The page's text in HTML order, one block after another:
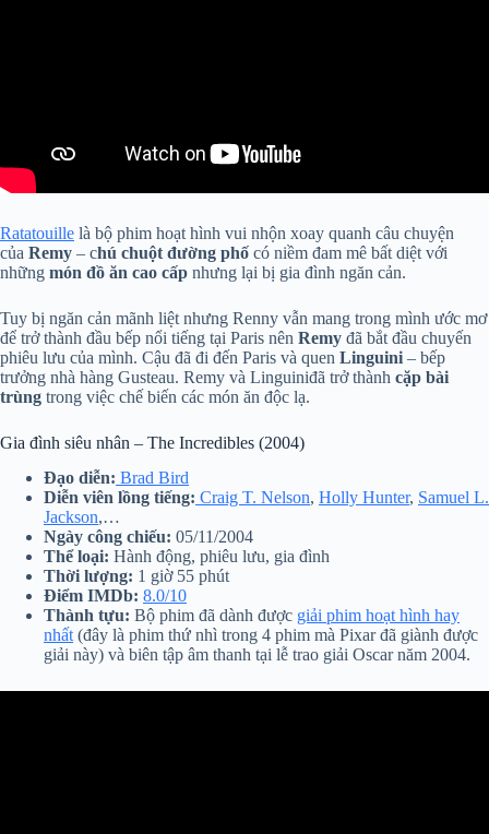
Ratatouille là bộ phim hoạt hình vui nhộn xoay quanh câu chuyện
của Remy – chú chuột đường phố có niềm đam mê bất diệt với
những món đồ ăn cao cấp nhưng lại bị gia đình ngăn cản.
Tuy bị ngăn cản mãnh liệt nhưng Renny vẫn mang trong mình ước mơ
để trở thành đầu bếp nổi tiếng tại Paris nên Remy đã bắt đầu chuyến
phiêu lưu của mình. Cậu đã đi đến Paris và quen Linguini – bếp
trưởng nhà hàng Gusteau. Remy và Linguiniđã trở thành cặp bài
trùng trong việc chế biến các món ăn độc lạ.
Gia đình siêu nhân – The Incredibles (2004)
Đạo diễn: Brad Bird
Diễn viên lồng tiếng: Craig T. Nelson, Holly Hunter, Samuel L.
Jackson,…
Ngày công chiếu: 05/11/2004
Thể loại: Hành động, phiêu lưu, gia đình
Thời lượng: 1 giờ 55 phút
Điểm IMDb: 8.0/10
Thành tựu: Bộ phim đã dành được giải phim hoạt hình hay
nhất (đây là phim thứ nhì trong 4 phim mà Pixar đã giành được
giải này) và biên tập âm thanh tại lễ trao giải Oscar năm 2004.